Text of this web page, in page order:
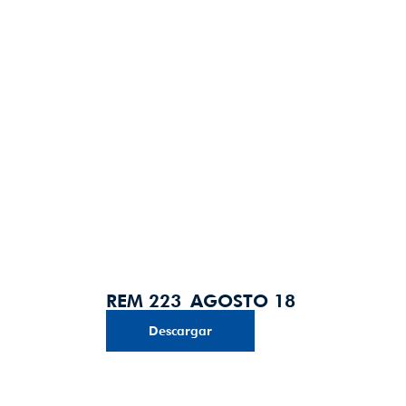
REM 223_AGOSTO 18
Descargar